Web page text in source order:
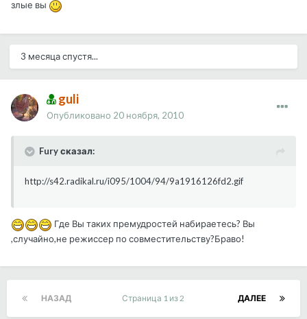
злые вы
3 месяца спустя...
guli
Опубликовано 20 ноября, 2010
Fury сказал:
http://s42.radikal.ru/i095/1004/94/9a1916126fd2.gif
Где Вы таких премудростей набираетесь? Вы
,случайно,не режиссер по совместительству?Браво!
НАЗАД ДАЛЕЕ
Страница 1 из 2